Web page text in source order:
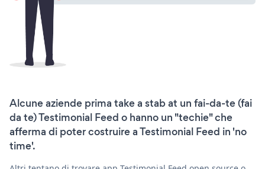
Alcune aziende prima take a stab at un fai-da-te (fai
da te) Testimonial Feed o hanno un "techie" che
afferma di poter costruire a Testimonial Feed in 'no
time'.